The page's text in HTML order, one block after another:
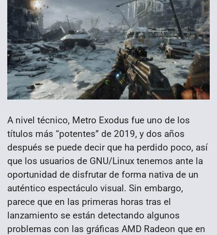
A nivel técnico, Metro Exodus fue uno de los
títulos más “potentes” de 2019, y dos años
después se puede decir que ha perdido poco, así
que los usuarios de GNU/Linux tenemos ante la
oportunidad de disfrutar de forma nativa de un
auténtico espectáculo visual. Sin embargo,
parece que en las primeras horas tras el
lanzamiento se están detectando algunos
problemas con las gráficas AMD Radeon que en